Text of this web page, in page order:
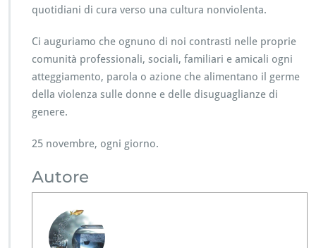
quotidiani di cura verso una cultura nonviolenta.
Ci auguriamo che ognuno di noi contrasti nelle proprie
comunità professionali, sociali, familiari e amicali ogni
atteggiamento, parola o azione che alimentano il germe
della violenza sulle donne e delle disuguaglianze di
genere.
25 novembre, ogni giorno.
Autore